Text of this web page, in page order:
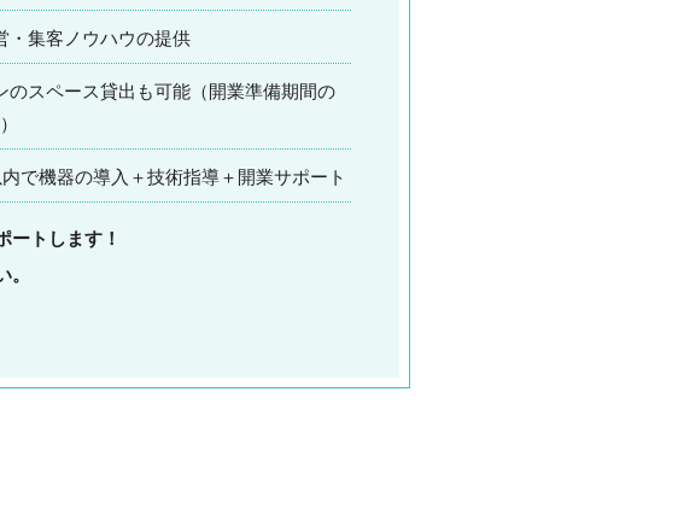
・集客ノウハウの提供
のスペース貸出も可能（開業準備期間の
で機器の導入＋技術指導＋開業サポート
ートします！